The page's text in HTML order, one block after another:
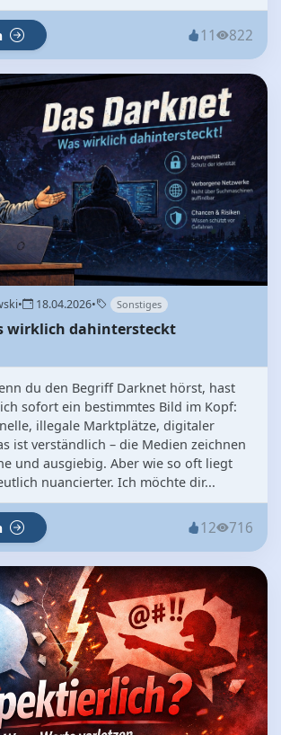
11 822
• 18.04.2026• Sonstiges
wirklich dahintersteckt
du den Begriff Darknet hörst, hast
sofort ein bestimmtes Bild im Kopf:
illegale Marktplätze, digitaler
ist verständlich – die Medien zeichnen
und ausgiebig. Aber wie so oft liegt
nuancierter. Ich möchte dir...
12 716